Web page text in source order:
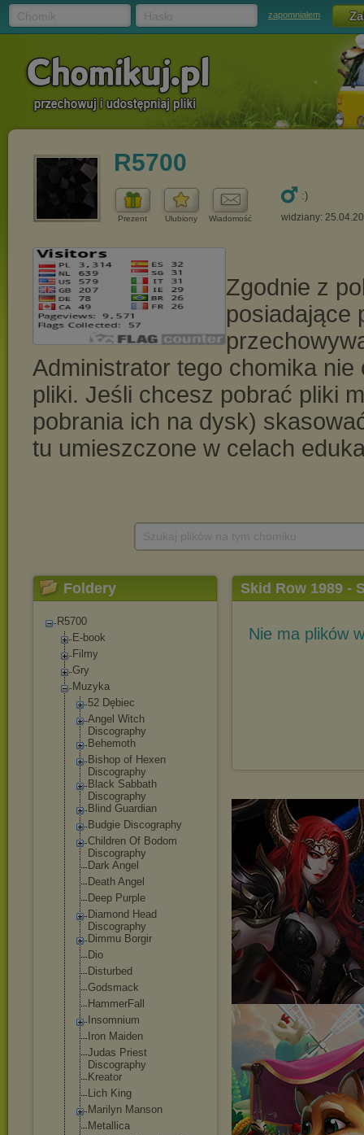
zapomniałem
R5700
Prezent Ulubiony Wiadomość
:)
widziany:
Foldery
R5700
E-book
Filmy
Gry
Muzyka
52 Dębiec
Angel Witch
Discography
Behemoth
Bishop of Hexen
Discography
Black Sabbath
Discography
Blind Guardian
Budgie Discography
Children Of Bodom
Discography
Dark Angel
Death Angel
Deep Purple
Diamond Head
Discography
Dimmu Borgir
Dio
Disturbed
Godsmack
HammerFall
Insomnium
Iron Maiden
Judas Priest
Discography
Kreator
Lich King
Marilyn Manson
Metallica
Skid Row 1989 -
Nie ma plików